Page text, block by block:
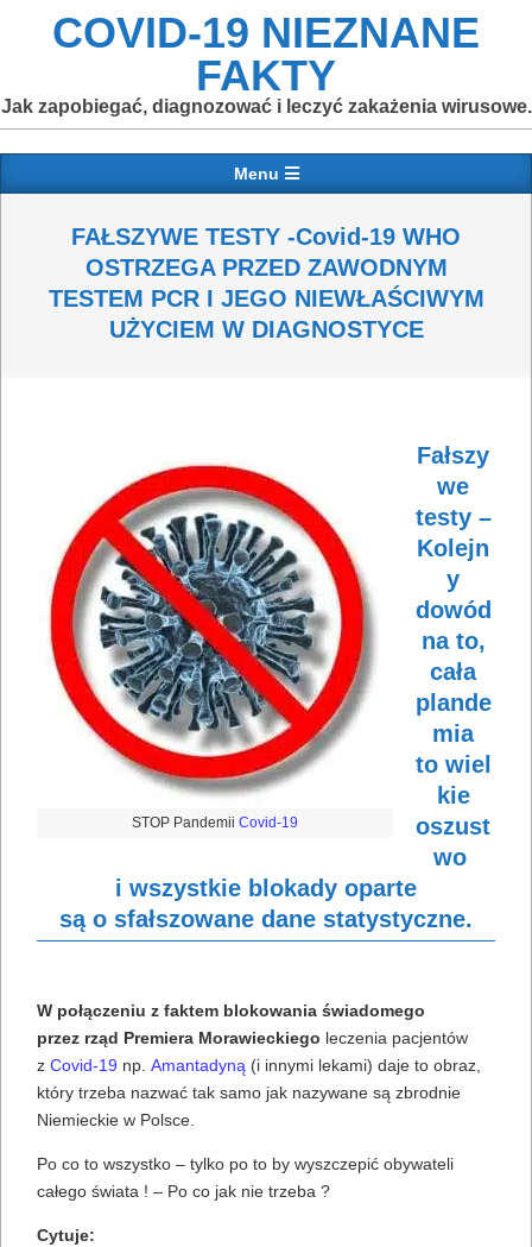
COVID-19 NIEZNANE
FAKTY
Jak zapobiegać, diagnozować i leczyć zakażenia wirusowe.
Navigation
Menu
FAŁSZYWE TESTY -Covid-19 WHO
OSTRZEGA PRZED ZAWODNYM
TESTEM PCR I JEGO NIEWŁAŚCIWYM
UŻYCIEM W DIAGNOSTYCE
STOP Pandemii Covid-19
Fałszy
we
testy –
Kolejn
y
dowód
na to,
cała
plande
mia
to wiel
kie
oszust
wo
i wszystkie blokady oparte
są o sfałszowane dane statystyczne.
W połączeniu z faktem blokowania świadomego
przez rząd Premiera Morawieckiego leczenia pacjentów
z Covid-19 np. Amantadyną (i innymi lekami) daje to obraz,
który trzeba nazwać tak samo jak nazywane są zbrodnie
Niemieckie w Polsce.
Po co to wszystko – tylko po to by wyszczepić obywateli
całego świata ! – Po co jak nie trzeba ?
Cytuje: